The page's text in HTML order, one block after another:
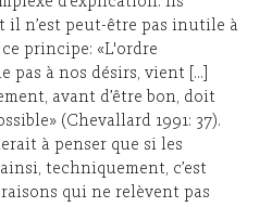
il n’est peut-être pas inutile à
principe: «L'ordre
pas à nos désirs, vient […]
avant d’être bon, doit
(Chevallard 1991: 37).
à penser que si les
techniquement, c’est
qui ne relèvent pas